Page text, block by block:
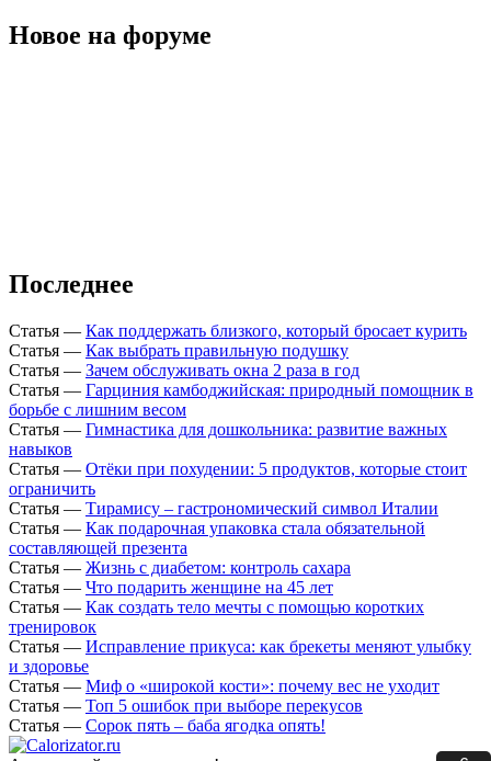
Новое на форуме
Последнее
Статья — Как поддержать близкого, который бросает курить
Статья — Как выбрать правильную подушку
Статья — Зачем обслуживать окна 2 раза в год
Статья — Гарциния камбоджийская: природный помощник в
борьбе с лишним весом
Статья — Гимнастика для дошкольника: развитие важных
навыков
Статья — Отёки при похудении: 5 продуктов, которые стоит
ограничить
Статья — Тирамису – гастрономический символ Италии
Статья — Как подарочная упаковка стала обязательной
составляющей презента
Статья — Жизнь с диабетом: контроль сахара
Статья — Что подарить женщине на 45 лет
Статья — Как создать тело мечты с помощью коротких
тренировок
Статья — Исправление прикуса: как брекеты меняют улыбку
и здоровье
Статья — Миф о «широкой кости»: почему вес не уходит
Статья — Топ 5 ошибок при выборе перекусов
Статья — Сорок пять – баба ягодка опять!